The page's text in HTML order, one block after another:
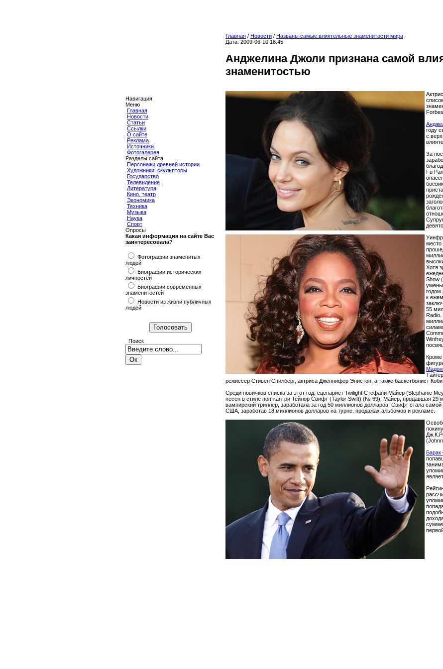
Навигация
Меню
Главная
Новости
Статьи
Ссылки
О сайте
Реклама
Источники
Фотогалерея
Разделы сайта
Персонажи древней истории
Художники, скульпторы
Государство
Телевидение
Литература
Кино, театр
Экономика
Техника
Музыка
Наука
Спорт
Опросы
Какая информация на сайте Вас
заинтересовала?
Фотографии знаменитых
людей
Биографии исторических
личностей
Биографии современных
знаменитостей
Новости из жизни публичных
людей
Поиск
Главная / Новости / Названы самые влиятельные знаменитости мира
Дата: 2009-06-10 18:45
Анджелина Джоли признана самой
знаменитостью
году
с
За
Fu
место
Хотя
Show
годом
к
55
Кроме
режиссер Стивен Спилберг, актриса Дженнифер Энистон, а также баскетболист Коби
Среди новичков списка за этот год: сценарист Twilight Стефани Майер (Stephanie
песен в стиле поп-кантри Тейлор Свифт (Taylor Swift) (№ 69). Майер, продавшая 29
вампирский триллер, заработала за год 50 миллионов долларов. Свифт стала
США, заработав 18 миллионов долларов на турне, продажах альбомов и рекламе.
сумме